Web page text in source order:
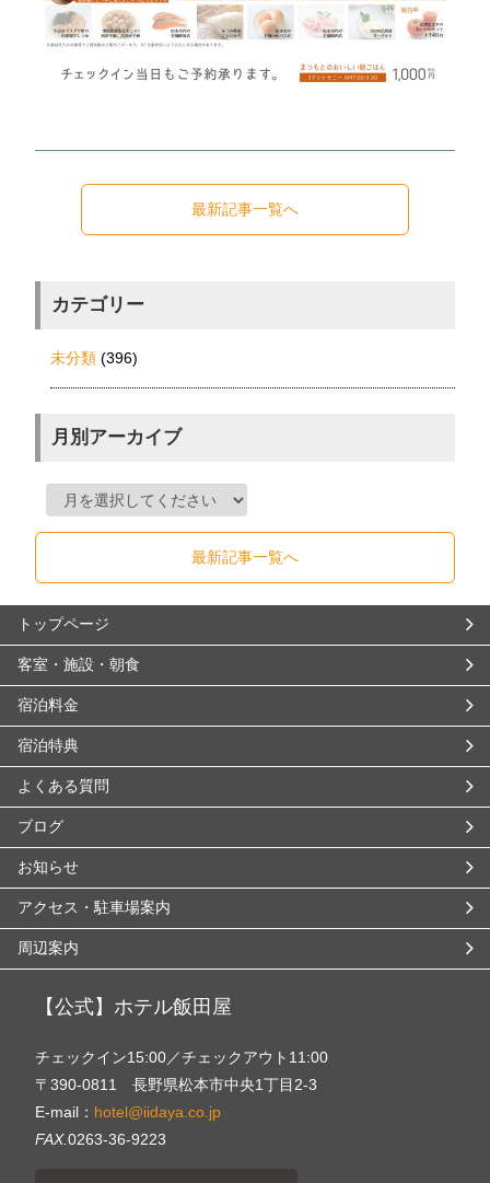
最新記事一覧へ
カテゴリー
未分類 (396)
月別アーカイブ
最新記事一覧へ
トップページ
客室・施設・朝食
宿泊料金
宿泊特典
よくある質問
ブログ
お知らせ
アクセス・駐車場案内
周辺案内
【公式】ホテル飯田屋
チェックイン15:00／チェックアウト11:00
〒390-0811 長野県松本市中央1丁目2-3
E-mail： hotel@iidaya.co.jp
FAX.0263-36-9223